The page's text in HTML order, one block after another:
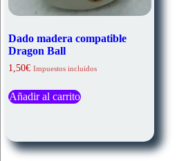
Dado madera compatible
Dragon Ball
1,50€ Impuestos incluidos
Añadir al carrito